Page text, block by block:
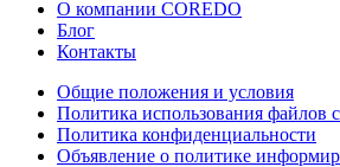
О компании COREDO
Блог
Контакты
Общие положения и условия
Политика использования файлов
Политика конфиденциальности
Объявление о политике